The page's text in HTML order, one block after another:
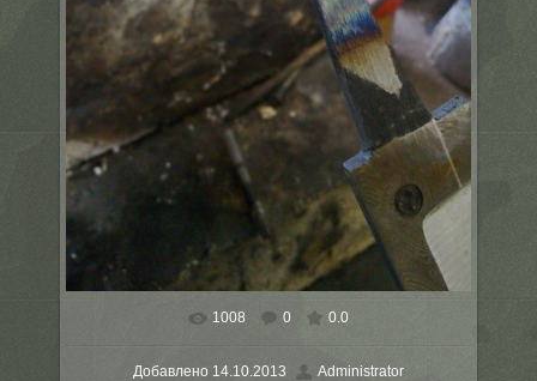
1008 0 0.0
Добавлено 14.10.2013 Administrator